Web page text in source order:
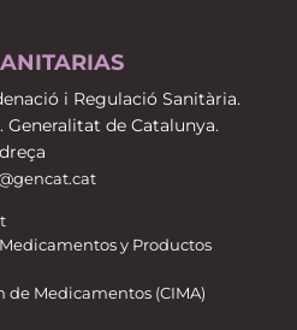
i Regulació Sanitària.
de Catalunya.
y Productos
Medicamentos (CIMA)